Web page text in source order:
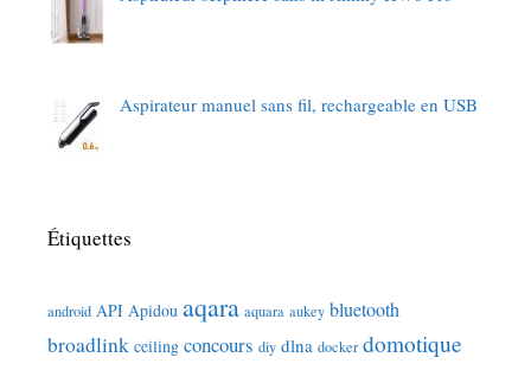
Aspirateur manuel sans fil, rechargeable en USB
Étiquettes
android API Apidou aqara aquara aukey bluetooth
broadlink ceiling concours diy dlna docker domotique